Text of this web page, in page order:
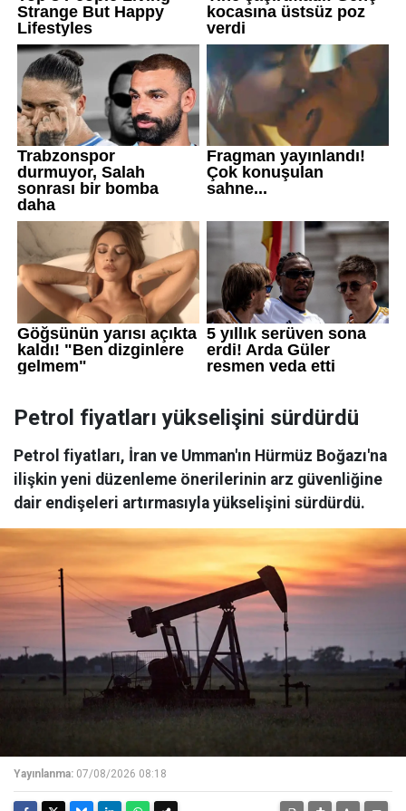
Petrol fiyatları yükselişini sürdürdü
Petrol fiyatları, İran ve Umman'ın Hürmüz Boğazı'na
ilişkin yeni düzenleme önerilerinin arz güvenliğine
dair endişeleri artırmasıyla yükselişini sürdürdü.
Yayınlanma: 07/08/2026 08:18